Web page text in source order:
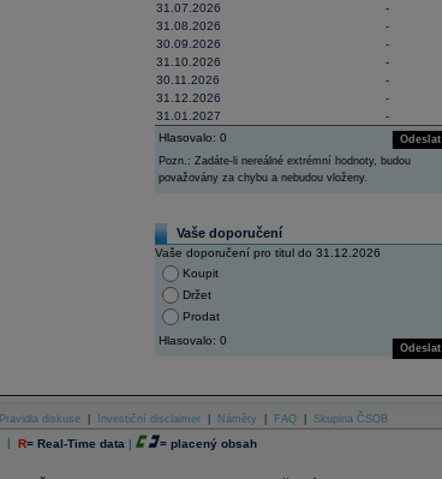
31.07.2026
-
31.08.2026
-
30.09.2026
-
31.10.2026
-
30.11.2026
-
31.12.2026
-
31.01.2027
-
Odeslat
Hlasovalo: 0
Pozn.: Zadáte-li nereálné extrémní hodnoty, budou
považovány za chybu a nebudou vloženy.
Vaše doporučení
Vaše doporučení pro titul do 31.12.2026
Koupit
Držet
Prodat
Odeslat
Hlasovalo: 0
Pravidla diskuse Investiční disclaimer Náměty FAQ Skupina ČSOB
| R= Real-Time data | = placený obsah